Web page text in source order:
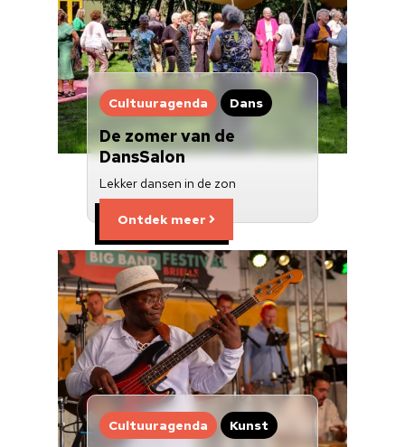
Cultuuragenda Dans
De zomer van de
DansSalon
Lekker dansen in de zon
Ontdek meer
Cultuuragenda Kunst